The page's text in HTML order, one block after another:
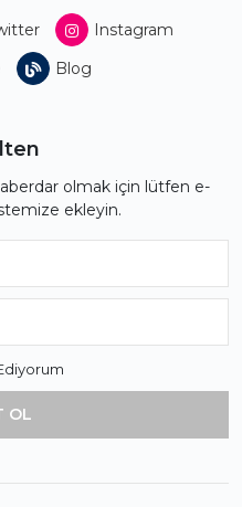
Instagram
Blog
olmak için lütfen e-
ekleyin.